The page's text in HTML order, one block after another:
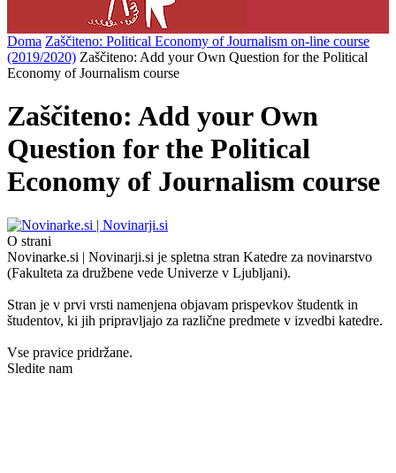
Doma Zaščiteno: Political Economy of Journalism on-line course
(2019/2020) Zaščiteno: Add your Own Question for the Political
Economy of Journalism course
Zaščiteno: Add your Own
Question for the Political
Economy of Journalism course
O strani
Novinarke.si | Novinarji.si je spletna stran Katedre za novinarstvo
(Fakulteta za družbene vede Univerze v Ljubljani).
Stran je v prvi vrsti namenjena objavam prispevkov študentk in
študentov, ki jih pripravljajo za različne predmete v izvedbi katedre.
Vse pravice pridržane.
Sledite nam